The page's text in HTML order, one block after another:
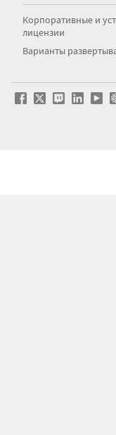
Корпоративные и
лицензии
Варианты